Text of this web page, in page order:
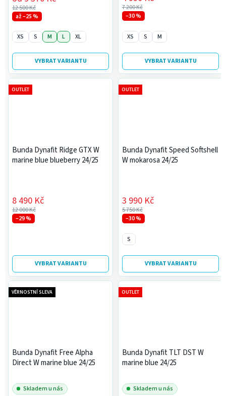
12 500 Kč
až –25 %
VYBRAT VARIANTU
XS S M L XL
7 200 Kč
–30 %
VYBRAT VARIANTU
XS S M
Bunda Dynafit Ridge GTX W
marine blue blueberry 24/25
12 000 Kč
8 490 Kč
–29 %
VYBRAT VARIANTU
OUTLET
Bunda Dynafit Speed Softshell
W mokarosa 24/25
5 750 Kč
3 990 Kč
–30 %
VYBRAT VARIANTU
OUTLET
S
Bunda Dynafit Free Alpha
Direct W marine blue 24/25
Skladem u nás
VĚRNOSTNÍ SLEVA
Bunda Dynafit TLT DST W
marine blue 24/25
Skladem u nás
OUTLET